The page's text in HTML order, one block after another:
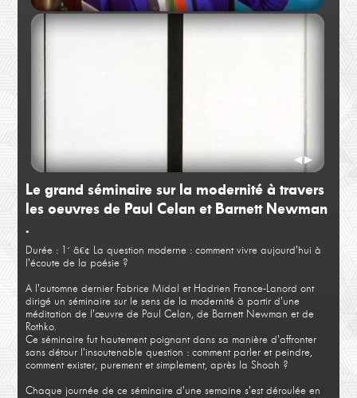
Fabrice Midal 1
Fabrice Midal
Fabrice Midal 2
◀▶
Le grand séminaire sur la modernité à travers
les oeuvres de Paul Celan et Barnett Newman
.
Durée : 1´ â€¢ La question moderne : comment vivre aujourd'hui à
l'écoute de la poésie ?
A l'automne dernier Fabrice Midal et Hadrien France-Lanord ont
dirigé un séminaire sur le sens de la modernité à partir d'une
méditation de l'œuvre de Paul Celan, de Barnett Newman et de
Rothko.
Ce séminaire fut hautement poignant dans sa manière d'affronter
sans détour l'insoutenable question : comment parler et peindre,
comment exister, purement et simplement, après la Shoah ?
Chaque journée de ce séminaire d'une semaine s'est déroulée en